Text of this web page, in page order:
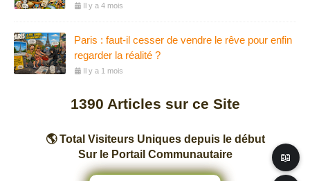
📖
Il y a 4 mois
Paris : faut-il cesser de vendre le rêve pour enfin
regarder la réalité ?
Il y a 1 mois
1390 Articles sur ce Site
🌎 Total Visiteurs Uniques depuis le début
Sur le Portail Communautaire